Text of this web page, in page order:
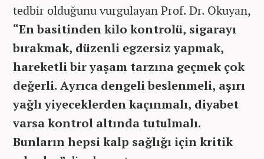
tedbir olduğunu vurgulayan Prof. Dr. Okuyan,
“En basitinden kilo kontrolü, sigarayı
bırakmak, düzenli egzersiz yapmak,
hareketli bir yaşam tarzına geçmek çok
değerli. Ayrıca dengeli beslenmeli, aşırı
yağlı yiyeceklerden kaçınmalı, diyabet
varsa kontrol altında tutulmalı.
Bunların hepsi kalp sağlığı için kritik